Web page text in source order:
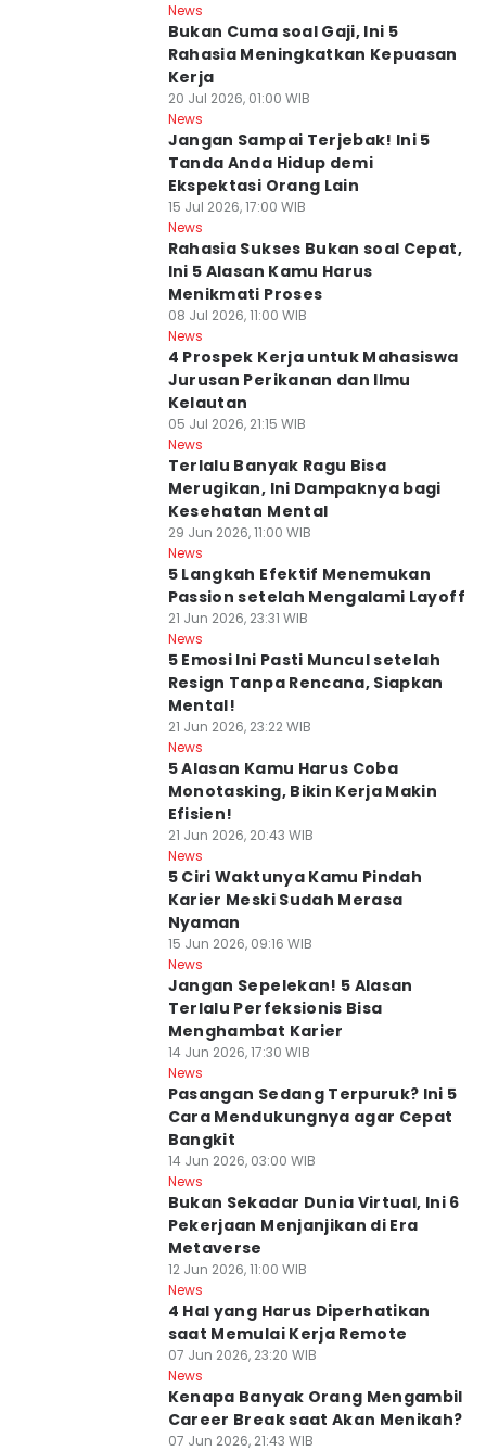
News
Bukan Cuma soal Gaji, Ini 5
Rahasia Meningkatkan Kepuasan
Kerja
20 Jul 2026, 01:00 WIB
News
Jangan Sampai Terjebak! Ini 5
Tanda Anda Hidup demi
Ekspektasi Orang Lain
15 Jul 2026, 17:00 WIB
News
Rahasia Sukses Bukan soal Cepat,
Ini 5 Alasan Kamu Harus
Menikmati Proses
08 Jul 2026, 11:00 WIB
News
4 Prospek Kerja untuk Mahasiswa
Jurusan Perikanan dan Ilmu
Kelautan
05 Jul 2026, 21:15 WIB
News
Terlalu Banyak Ragu Bisa
Merugikan, Ini Dampaknya bagi
Kesehatan Mental
29 Jun 2026, 11:00 WIB
News
5 Langkah Efektif Menemukan
Passion setelah Mengalami Layoff
21 Jun 2026, 23:31 WIB
News
5 Emosi Ini Pasti Muncul setelah
Resign Tanpa Rencana, Siapkan
Mental!
21 Jun 2026, 23:22 WIB
News
5 Alasan Kamu Harus Coba
Monotasking, Bikin Kerja Makin
Efisien!
21 Jun 2026, 20:43 WIB
News
5 Ciri Waktunya Kamu Pindah
Karier Meski Sudah Merasa
Nyaman
15 Jun 2026, 09:16 WIB
News
Jangan Sepelekan! 5 Alasan
Terlalu Perfeksionis Bisa
Menghambat Karier
14 Jun 2026, 17:30 WIB
News
Pasangan Sedang Terpuruk? Ini 5
Cara Mendukungnya agar Cepat
Bangkit
14 Jun 2026, 03:00 WIB
News
Bukan Sekadar Dunia Virtual, Ini 6
Pekerjaan Menjanjikan di Era
Metaverse
12 Jun 2026, 11:00 WIB
News
4 Hal yang Harus Diperhatikan
saat Memulai Kerja Remote
07 Jun 2026, 23:20 WIB
News
Kenapa Banyak Orang Mengambil
Career Break saat Akan Menikah?
07 Jun 2026, 21:43 WIB